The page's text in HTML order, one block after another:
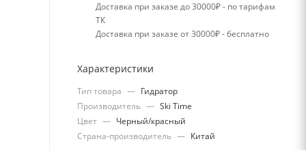
Доставка при заказе до 30000₽ - по тарифам
ТК
Доставка при заказе от 30000₽ - бесплатно
Характеристики
Тип товара — Гидратор
Производитель — Ski Time
Цвет — Черный/красный
Страна-производитель — Китай